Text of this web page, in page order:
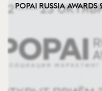
POPAI RUSSIA